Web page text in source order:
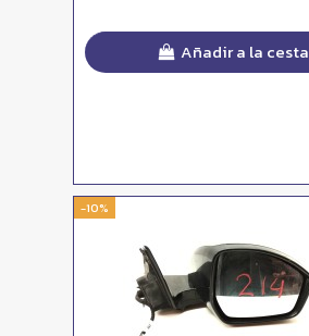
Añadir a la cesta
-10%